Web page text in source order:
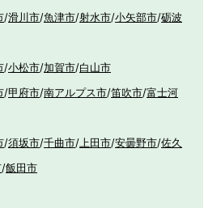
/滑川市/魚津市/射水市/小矢部市/砺波
/小松市/加賀市/白山市
/甲府市/南アルプス市/笛吹市/富士河
/須坂市/千曲市/上田市/安曇野市/佐久
/飯田市